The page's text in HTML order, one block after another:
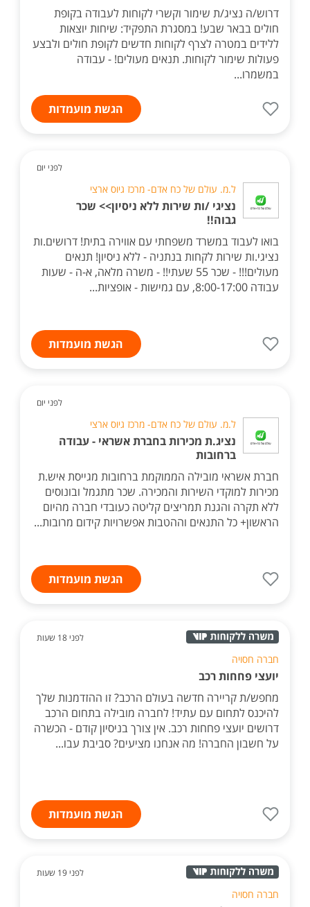
דרוש/ה נציג/ת שימור וקשרי לקוחות לעבודה בקופת
חולים בבאר שבע! במסגרת התפקיד: שיחות יוצאות
ללידים במטרה לצרף לקוחות חדשים לקופת חולים ולבצע
פעולות שימור לקוחות. תנאים מעולים! - עבודה
במשמרו...
הגשת מועמדות
לפני יום
ל.מ. עולם של כח אדם- מרכז גיוס ארצי
נציגי /ות שירות ללא ניסיון>> שכר
גבוה!!
בואו לעבוד במשרד משפחתי עם אווירה בתית! דרושים.ות
נציגי.ות שירות לקחות בנתניה - ללא ניסיון! תנאים
מעולים!!! - שכר 55 שעתי!! - משרה מלאה, א-ה - שעות
עבודה 8:00-17:00, עם גמישות - אופציות...
הגשת מועמדות
לפני יום
ל.מ. עולם של כח אדם- מרכז גיוס ארצי
נציג.ת מכירות בחברת אשראי - עבודה
ברחובות
חברת אשראי מובילה הממוקמת ברחובות מגייסת איש.ת
מכירות למוקדי השירות והמכירה. שכר מתגמל ובונוסים
ללא תקרה והגנת תמריצים קליטה כעובדי חברה מהיום
הראשון+ כל התנאים וההטבות אפשרויות קידום מרובות...
הגשת מועמדות
לפני 18 שעות
חברה חסויה
יועצי פחחות רכב
מחפש/ת קריירה חדשה בעולם הרכב? זו ההזדמנות שלך
להיכנס לתחום עם עתיד! לחברה מובילה בתחום הרכב
דרושים יועצי פחחות רכב. אין צורך בניסיון קודם - הכשרה
על חשבון החברה! מה אנחנו מציעים? סביבת עבו...
הגשת מועמדות
לפני 19 שעות
חברה חסויה